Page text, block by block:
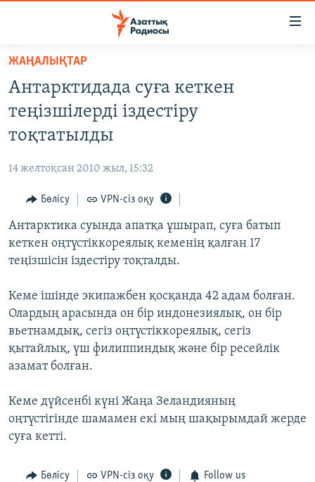
Skip
main
content
main
Search
САЯСАТ
АДАМ ҚҰҚЫҚТАРЫ
ӘЛЕУМЕТ
ӘЛЕМ
АРНАЙЫ ЖОБАЛАР
Русский
ЖАЗЫЛЫҢЫЗ
Басқа тілдерде
ЖАҢАЛЫҚТАР
Антарктидада суға кеткен
теңізшілерді іздестіру
тоқтатылды
14 желтоқсан 2010 жыл, 15:32
Бөлісу VPN-сіз оқу
Антарктика суында апатқа ұшырап, суға батып
кеткен оңтүстіккореялық кеменің қалған 17
теңізшісін іздестіру тоқталды.
Кеме ішінде экипажбен қосқанда 42 адам болған.
Олардың арасында он бір индонезиялық, он бір
вьетнамдық, сегіз оңтүстіккореялық, сегіз
қытайлық, үш филиппиндық және бір ресейлік
азамат болған.
Кеме дүйсенбі күні Жаңа Зеландияның
оңтүстігінде шамамен екі мың шақырымдай жерде
суға кетті.
Бөлісу VPN-сіз оқу Follow us